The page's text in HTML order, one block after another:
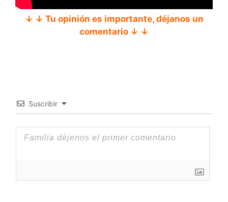
↓ ↓ Tu opinión es importante, déjanos un
comentario ↓ ↓
Suscribir